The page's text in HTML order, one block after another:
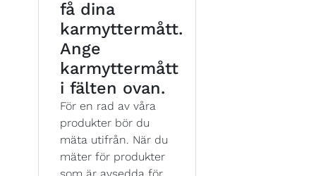
få dina
karmyttermått.
Ange
karmyttermått
i fälten ovan.
För en rad av våra
produkter bör du
mäta utifrån. När du
mäter för produkter